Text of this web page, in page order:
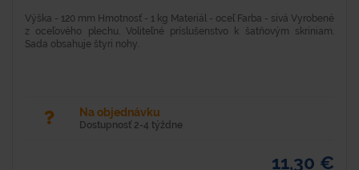
Výška - 120 mm Hmotnosť - 1 kg Materiál - oceľ Farba - sivá Vyrobené
z oceľového plechu. Voliteľné príslušenstvo k šatňovým skriniam.
Sada obsahuje štyri nohy.
Na objednávku
Dostupnosť 2-4 týždne
11,30 €